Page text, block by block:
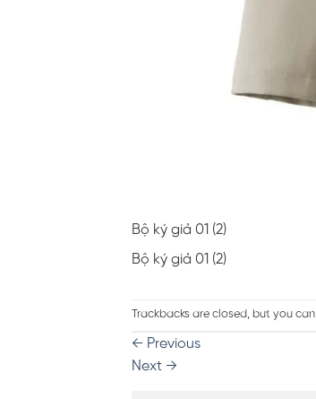
Bộ ký giả 01 (2)
Bộ ký giả 01 (2)
Trackbacks are closed, but you can
← Previous
Next →